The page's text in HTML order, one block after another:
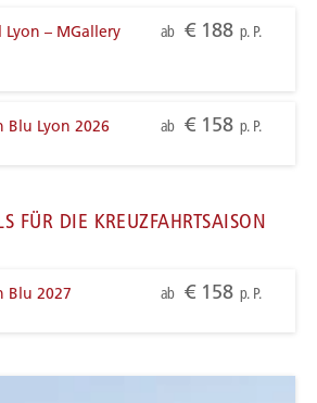
Lyon – MGallery
ab € 188 p. P.
Blu Lyon 2026 ab € 158 p. P.
FÜR DIE KREUZFAHRTSAISON
Blu 2027 ab € 158 p. P.